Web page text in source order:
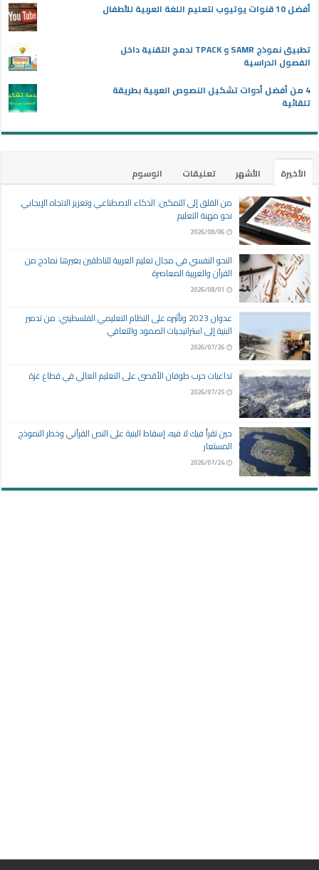
أفضل 10 قنوات يوتيوب لتعليم اللغة العربية للأطفال
تطبيق نموذج SAMR و TPACK لدمج التقنية داخل
الفصول الدراسية
4 من أفضل أدوات تشكيل النصوص العربية بطريقة
تلقائية
الأخيرة الأشهر تعليقات
الوسوم
من القلق إلى التمكين: الذكاء الاصطناعي وتعزيز الاتجاه الإيجابي
نحو مهنة التعليم
2026/08/06
النحو النفسي في مجال تعليم العربية للناطقين بغيرها نماذج من
القرآن والعربية المعاصرة
2026/08/01
عدوان 2023 وتأثيره على النظام التعليمي الفلسطيني: من تدمير
البنية إلى استراتيجيات الصمود والتعافي
2026/07/26
تداعيات حرب طوفان الأقصى على التعليم العالي في قطاع غزة
2026/07/25
حين تقرأ فيك لا فيه، إسقاط البنية على النص القرآني وخطر النموذج
المستعار
2026/07/24